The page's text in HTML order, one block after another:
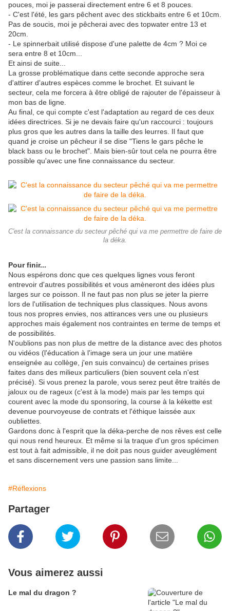
pouces, moi je passerai directement entre 6 et 8 pouces.
- C'est l'été, les gars pêchent avec des stickbaits entre 6 et 10cm.
Pas de soucis, moi je pêcherai avec des topwater entre 13 et
20cm.
- Le spinnerbait utilisé dispose d'une palette de 4cm ? Moi ce
sera entre 8 et 10cm...
Et ainsi de suite...
La grosse problématique dans cette seconde approche sera
d'attirer d'autres espèces comme le brochet. Et suivant le
secteur, cela me forcera à être obligé de rajouter de l'épaisseur à
mon bas de ligne.
Au final, ce qui compte c'est l'adaptation au regard de ces deux
idées directrices. Si je ne devais faire qu'un raccourci : toujours
plus gros que les autres dans la taille des leurres. Il faut que
quand je croise un pêcheur il se dise "Tiens le gars pêche le
black bass ou le brochet". Mais bien-sûr tout cela ne pourra être
possible qu'avec une fine connaissance du secteur.
C'est la connaissance du secteur pêché qui va me permettre de faire de
la déka.
Pour finir...
Nous espérons donc que ces quelques lignes vous feront
entrevoir d'autres possibilités et vous amèneront des idées plus
larges sur ce poisson. Il ne faut pas non plus se jeter la pierre
lors de l'utilisation de techniques plus classiques. Nous avons
tous nos propres envies, nos attirances vers une ou plusieurs
approches mais également nos contraintes en terme de temps et
de possibilités.
N'oublions pas non plus de mettre de la distance avec des photos
ou vidéos (l'éducation à l'image sera un jour une matière
enseignée au collège, j'en suis convaincu) de certaines prises
faites dans des milieux particuliers (bien souvent cela n'est
précisé). Si vous prenez la parole, vous serez peut être traités de
jaloux ou de rageux (c'est à la mode) mais par les temps qui
courent avec la mode du sponsoring, la course à la kékette est
devenue pourvoyeuse de contrats et l'éthique laissée aux
oubliettes.
Gardons donc à l'esprit que la déka-perche de nos rêves est celle
qui nous rend heureux. Et même si la traque d'un gros spécimen
est tout à fait admissible, il ne doit pas nous guider aveuglément
et sans discernement vers une passion sans limite...
#Réflexions
Partager
Vous aimerez aussi
Le mal du dragon ?